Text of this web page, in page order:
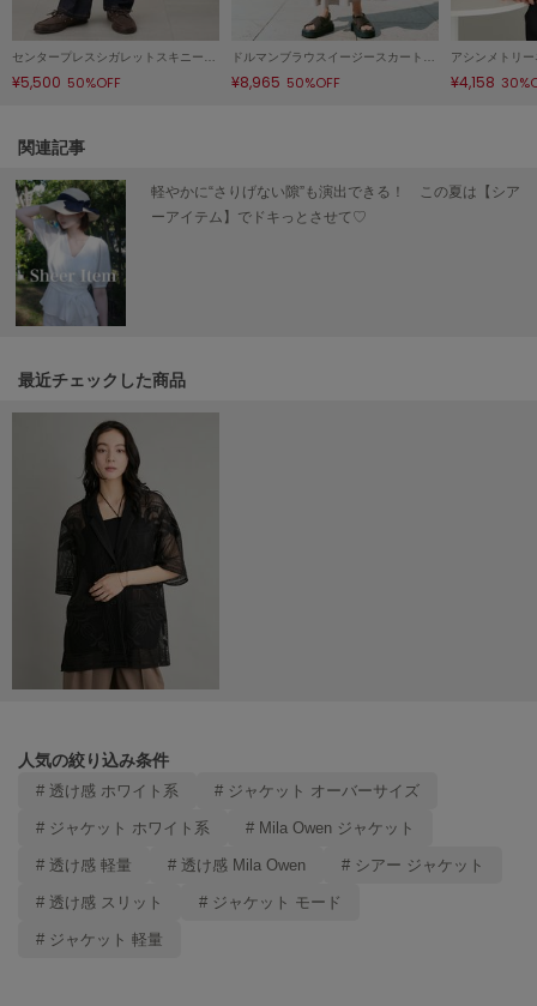
ミチュ コケット
ミースロエ
miies miim
ミーエスミーム
Mila Owen
ミラオーウェン
MOIGE
モワージュ
NEW Balance
ニューバランス
NOWNS
ナウンス
On
Onitsuka Tiger
センタープレスシガレットスキニーデニムパンツ
¥5,500 50%OFF
ドルマンブラウスイージースカートＳＥＴＵＰ
¥8,965 50%OFF
アシンメトリ
¥4,158
関連記事
軽やかに“さりげない隙”も演出できる！ この夏は【シア
ーアイテム】でドキっとさせて♡
最近チェックした商品
人気の絞り込み条件
# 透け感 ホワイト系 # ジャケット オーバーサイズ
# ジャケット ホワイト系 # Mila Owen ジャケット
# 透け感 軽量 # 透け感 Mila Owen # シアー ジャケット
# 透け感 スリット # ジャケット モード
# ジャケット 軽量